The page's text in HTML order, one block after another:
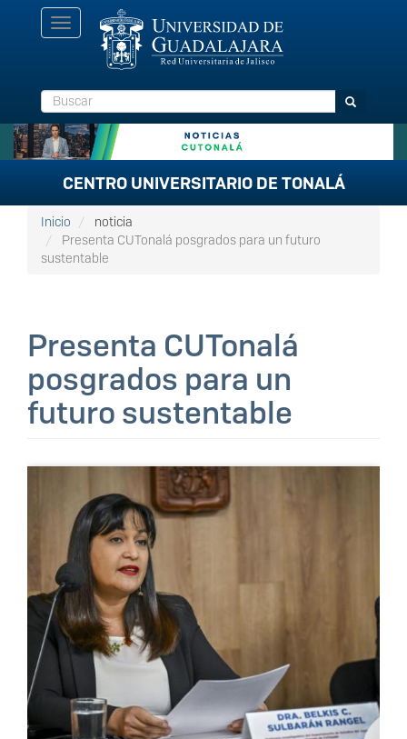
Toggle
navigation
Buscar Buscar
CENTRO UNIVERSITARIO DE TONALÁ
Inicio
noticia
Presenta CUTonalá posgrados para un futuro
sustentable
Presenta CUTonalá
posgrados para un
futuro sustentable